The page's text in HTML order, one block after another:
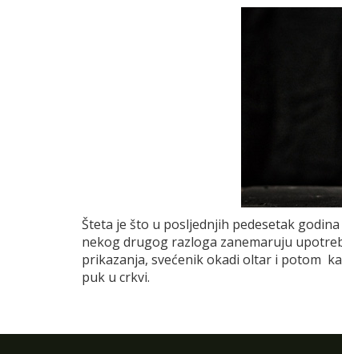
Šteta je što u posljednjih pedesetak
nekog drugog razloga zanemaruju
prikazanja, svećenik okadi oltar i potom
puk u crkvi.